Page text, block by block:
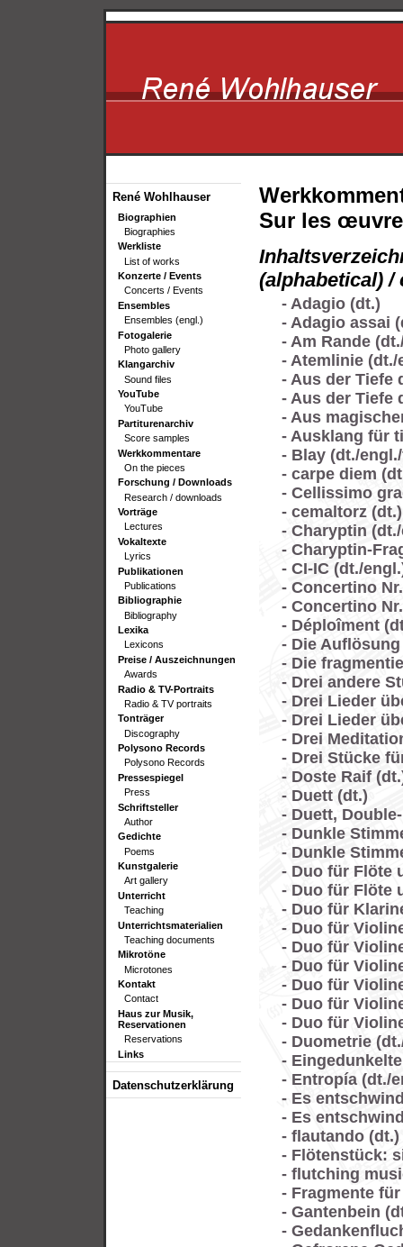
René Wohlhauser
Biographien
Biographies
Werkliste
List of works
Konzerte / Events
Concerts / Events
Ensembles
Ensembles (engl.)
Fotogalerie
Photo gallery
Klangarchiv
Sound files
YouTube
YouTube
Partiturenarchiv
Score samples
Werkkommentare
On the pieces
Forschung / Downloads
Research / downloads
Vorträge
Lectures
Vokaltexte
Lyrics
Publikationen
Publications
Bibliographie
Bibliography
Lexika
Lexicons
Preise / Auszeichnungen
Awards
Radio & TV-Portraits
Radio & TV portraits
Tonträger
Discography
Polysono Records
Polysono Records
Pressespiegel
Press
Schriftsteller
Author
Gedichte
Poems
Kunstgalerie
Art gallery
Unterricht
Teaching
Unterrichtsmaterialien
Teaching documents
Mikrotöne
Microtones
Kontakt
Contact
Haus zur Musik,
Reservationen
Reservations
Links
Datenschutzerklärung
Sur les
(alphabetical) /
- Adagio (dt.)
- Adagio assai
- Am Rande
- Atemlinie (dt./
- Aus der Tiefe
- Aus der Tiefe
- Aus
- Ausklang für
- Blay (dt./
- carpe diem
- Cellissimo
- cemaltorz (dt.)
- Charyptin
- Charyptin-
- CI-IC (dt./
- Concertino
- Concertino
- Déploîment
- Die
- Die
- Drei andere
- Drei Lieder
- Drei Lieder
- Drei
- Drei Stücke
- Doste Raif
- Duett (dt.)
- Duett,
- Dunkle
- Dunkle
- Duo für Flöte
- Duo für Flöte
- Duo für
- Duo für
- Duo für
- Duo für
- Duo für
- Duo für
- Duo für
- Duometrie
-
- Entropía (dt./
- Es
- Es
- flautando (dt.)
- Flötenstück:
- flutching
- Fragmente
- Gantenbein
-